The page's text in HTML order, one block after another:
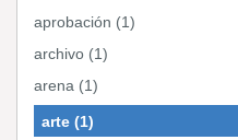
aprobación (1)
archivo (1)
arena (1)
arte (1)